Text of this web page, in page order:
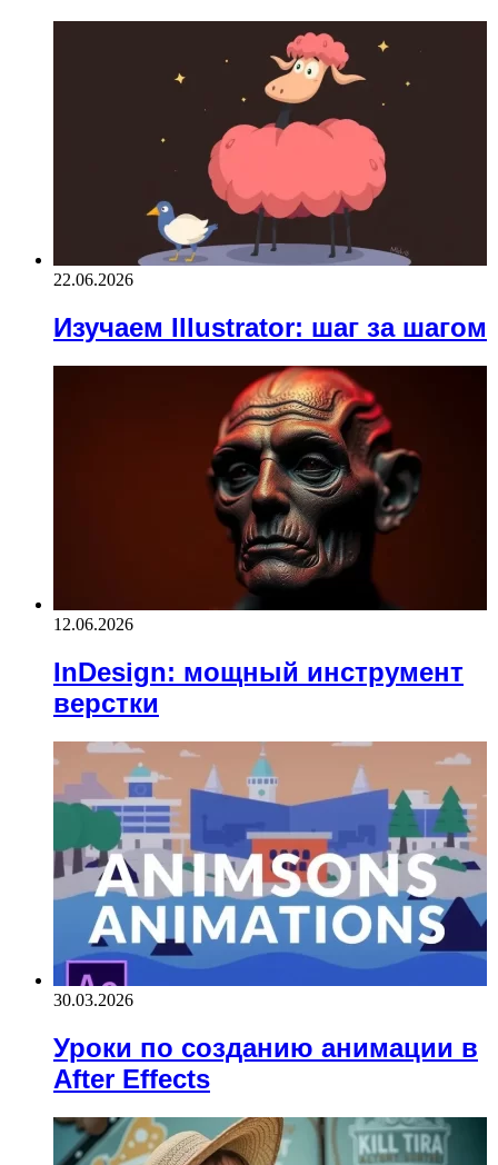
22.06.2026
Изучаем Illustrator: шаг за шагом
12.06.2026
InDesign: мощный инструмент
верстки
30.03.2026
Уроки по созданию анимации в
After Effects